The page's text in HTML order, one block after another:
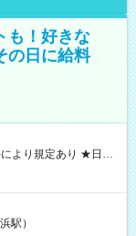
も！好きな
の日に給料
GET♪ お仕事後はコ
間】試
駅）